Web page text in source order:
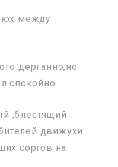
между
дерганно,но
спокойно
,блестящий
движухи
сортов на